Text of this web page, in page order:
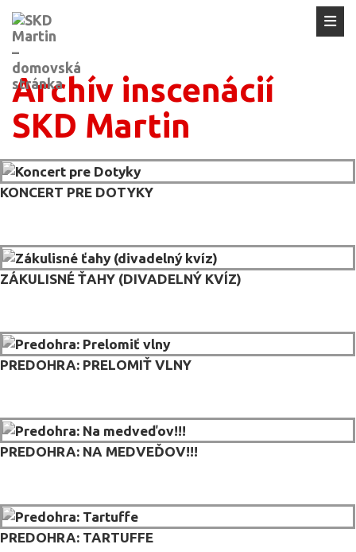
Archív inscenácií
SKD Martin
KONCERT PRE DOTYKY
ZÁKULISNÉ ŤAHY (DIVADELNÝ KVÍZ)
PREDOHRA: PRELOMIŤ VLNY
PREDOHRA: NA MEDVEĎOV!!!
PREDOHRA: TARTUFFE